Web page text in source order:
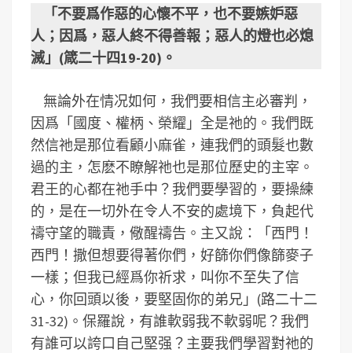
「不要爲作惡的心懷不平，也不要嫉妒惡
人；因爲，惡人終不得善報；惡人的燈也必熄
滅」(箴二十四19-20)。
無論外在情况如何，我們要相信主必審判，
因爲「國度、權柄、榮耀」全是祂的。我們既
然信祂是那位看顧小麻雀，連我們的頭髮也數
過的主，怎麽不瞭解祂也是那位歷史的主宰。
君王的心都在祂手中？我們要學習的，要操練
的，是在一切外在令人不安的處境下，負起代
禱守望的職責，儆醒禱告。主又說：「西門！
西門！撒但想要得著你們，好篩你們像篩麥子
一樣；但我已經爲你祈求，叫你不至失了信
心，你回頭以後，要堅固你的弟兄」(路二十二
31-32)。保羅說，有誰軟弱我不軟弱呢？我們
有誰可以誇口自己堅强？主要我們學習對祂的